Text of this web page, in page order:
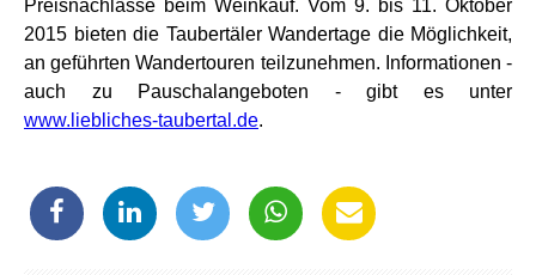
Preisnachlässe beim Weinkauf. Vom 9. bis 11. Oktober
2015 bieten die Taubertäler Wandertage die Möglichkeit,
an geführten Wandertouren teilzunehmen. Informationen -
auch zu Pauschalangeboten - gibt es unter
www.liebliches-taubertal.de.